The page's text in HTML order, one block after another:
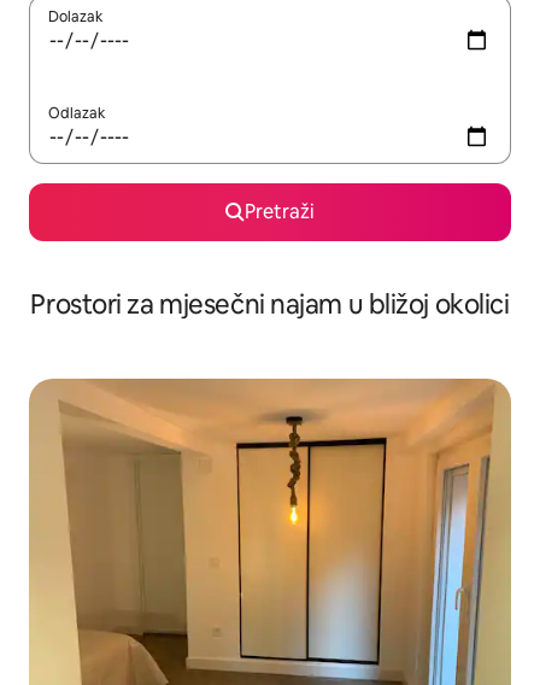
Dolazak
Odlazak
Pretraži
Prostori za mjesečni najam u bližoj okolici